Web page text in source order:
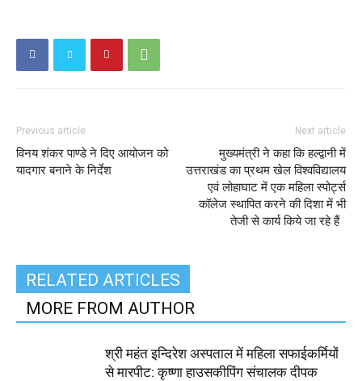
Previous article
विनय शंकर पाण्डे ने दिए आयोजन को
यादगार बनाने के निर्देश
Next article
मुख्यमंत्री ने कहा कि हल्द्वानी में
उत्तराखंड का प्रथम खेल विश्वविद्यालय
एवं लोहाघाट में एक महिला स्पोर्ट्स
कॉलेज स्थापित करने की दिशा में भी
तेजी से कार्य किये जा रहे हैं
RELATED ARTICLES
MORE FROM AUTHOR
श्री महंत इन्दिरेश अस्पताल में महिला सफाईकर्मियों
से मारपीट: कृष्णा हाउसकीपिंग संचालक दीपक